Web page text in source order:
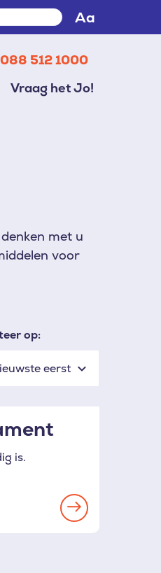
Aa
088 512 1000
Vraag het Jo!
met u
voor
op:
is.
Read